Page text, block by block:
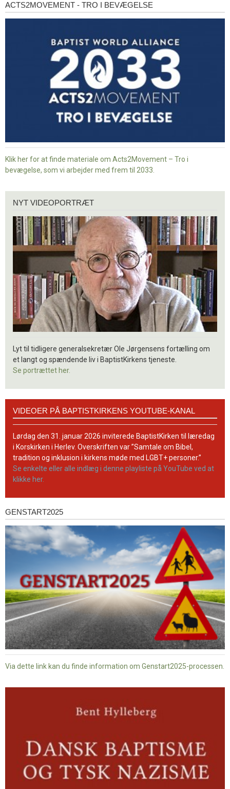
Acts2Movement
-
ACTS2MOVEMENT - TRO I BEVÆGELSE
Klik her for at finde materiale om Acts2Movement – Tro i
bevægelse, som vi arbejder med frem til 2033.
videoportræt
NYT VIDEOPORTRÆT
Lyt til tidligere generalsekretær Ole Jørgensens fortælling om
et langt og spændende liv i BaptistKirkens tjeneste.
Se portrættet her.
BaptistKirkens
YouTube-
kanal
VIDEOER PÅ BAPTISTKIRKENS YOUTUBE-KANAL
Lørdag den 31. januar 2026 inviterede BaptistKirken til læredag
i Korskirken i Herlev. Overskriften var ”Samtale om Bibel,
tradition og inklusion i kirkens møde med LGBT+ personer.”
Se enkelte eller alle indlæg i denne playliste på YouTube ved at
klikke her.
Genstart2025
GENSTART2025
Via dette link kan du finde information om Genstart2025-processen.